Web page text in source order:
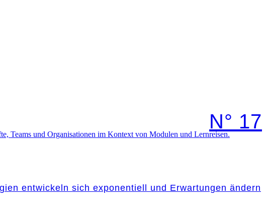
N° 17
entwickeln sich exponentiell und Erwartungen ändern